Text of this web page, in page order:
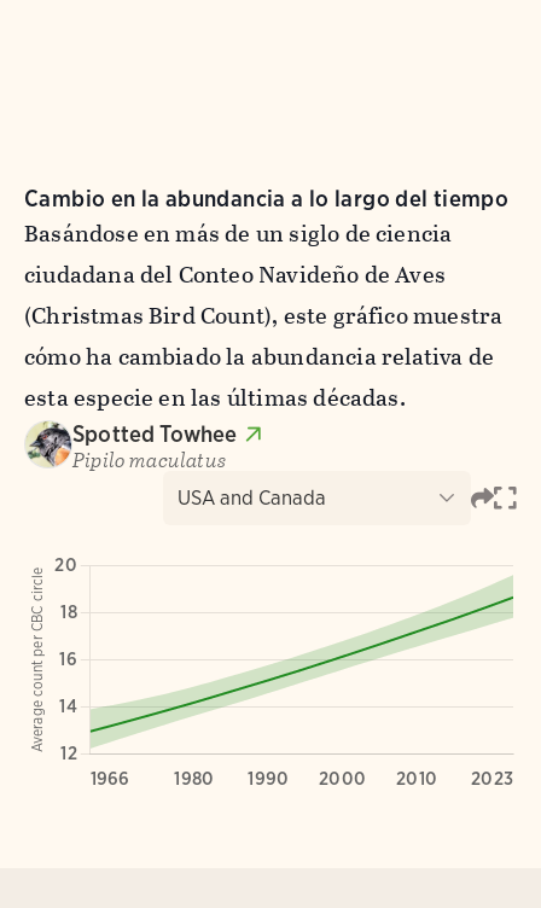
Cambio en la abundancia a lo largo del tiempo
Basándose en más de un siglo de ciencia
ciudadana del Conteo Navideño de Aves
(Christmas Bird Count), este gráfico muestra
cómo ha cambiado la abundancia relativa de
esta especie en las últimas décadas.